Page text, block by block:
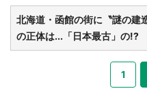
北海道・函館の街に〝謎の建
の正体は...「日本最古」の!?
1